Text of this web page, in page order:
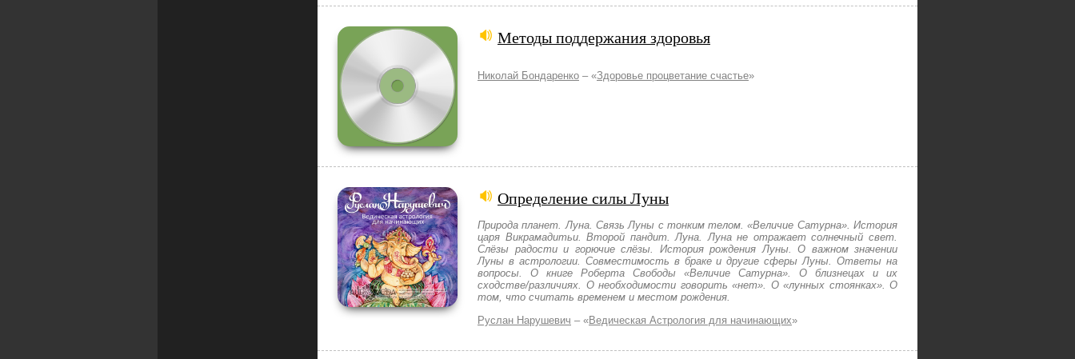
Методы поддержания здоровья
Николай Бондаренко – «Здоровье процветание счастье»
Определение силы Луны
Природа планет. Луна. Связь Луны с тонким телом. «Величие Сатурна». История
царя Викрамадитьи. Второй пандит. Луна. Луна не отражает солнечный свет.
Слёзы радости и горючие слёзы. История рождения Луны. О важном значении
Луны в астрологии. Совместимость в браке и другие сферы Луны. Ответы на
вопросы. О книге Роберта Свободы «Величие Сатурна». О близнецах и их
сходстве/различиях. О необходимости говорить «нет». О «лунных стоянках». О
том, что считать временем и местом рождения.
Руслан Нарушевич – «Ведическая Астрология для начинающих»